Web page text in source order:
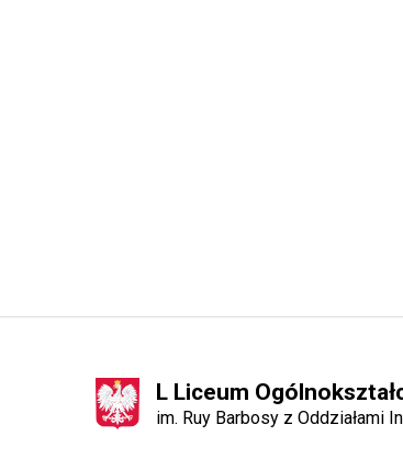
L Liceum
im. Ruy Barbosy z Oddziałami